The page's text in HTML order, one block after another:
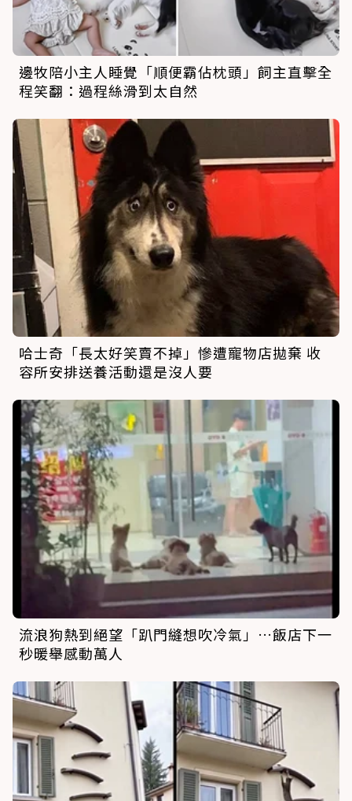
邊牧陪小主人睡覺「順便霸佔枕頭」飼主直擊全
程笑翻：過程絲滑到太自然
哈士奇「長太好笑賣不掉」慘遭寵物店拋棄 收
容所安排送養活動還是沒人要
流浪狗熱到絕望「趴門縫想吹冷氣」…飯店下一
秒暖舉感動萬人